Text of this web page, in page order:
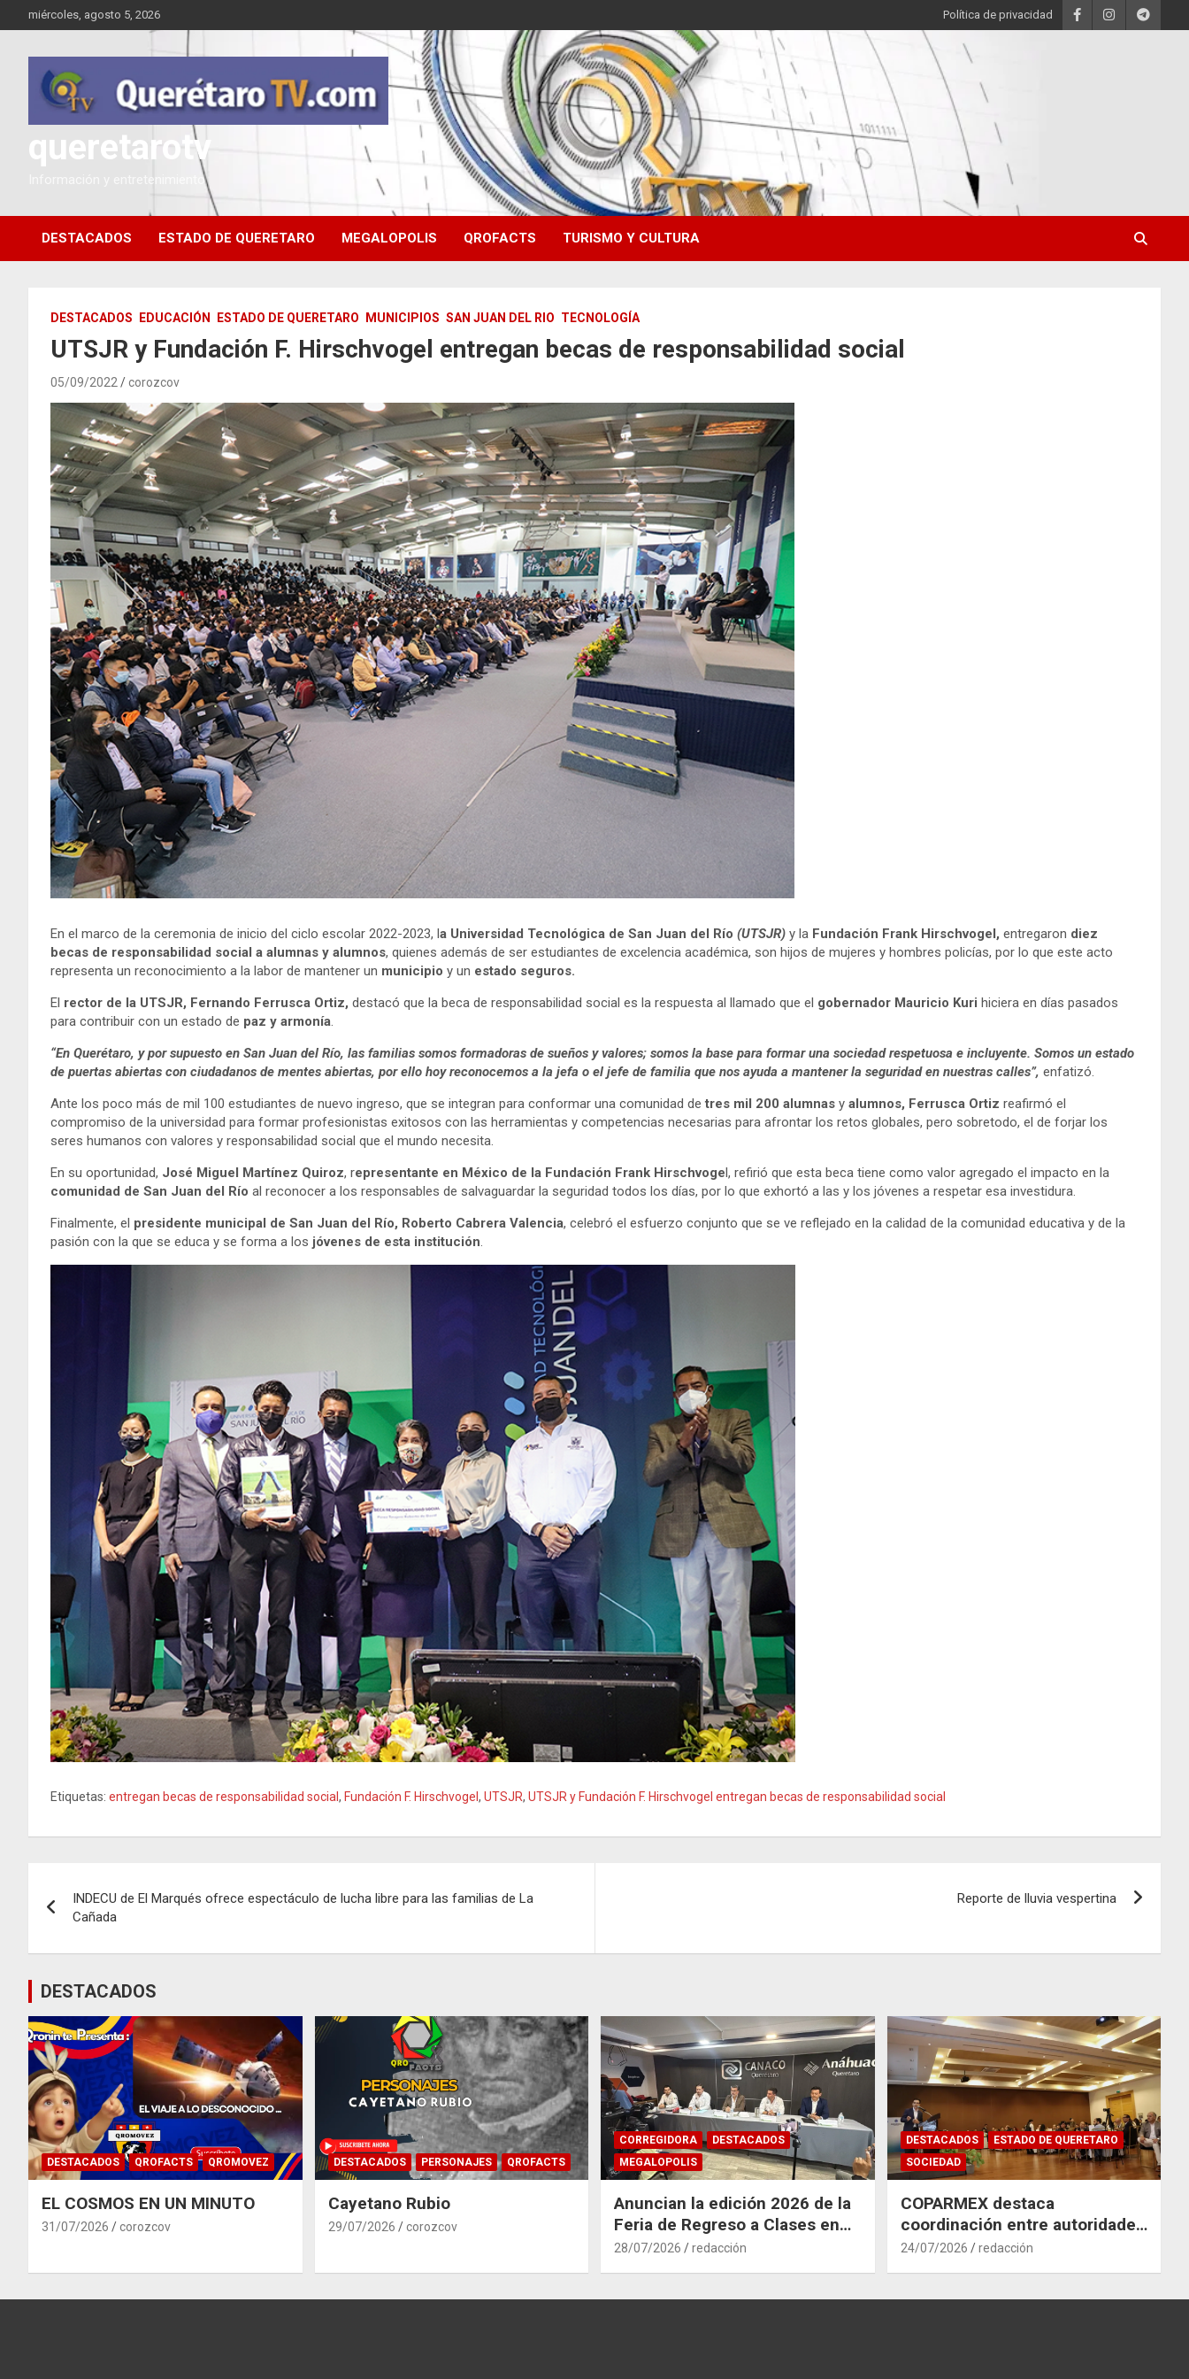
al
miércoles, agosto 5, 2026 Política de privacidad
queretarotv
Información y entretenimiento
DESTACADOS ESTADO DE QUERETARO MEGALOPOLIS QROFACTS TURISMO Y CULTURA
DESTACADOS EDUCACIÓN ESTADO DE QUERETARO MUNICIPIOS SAN JUAN DEL RIO TECNOLOGÍA
UTSJR y Fundación F. Hirschvogel entregan becas de responsabilidad social
05/09/2022 corozcov
En el marco de la ceremonia de inicio del ciclo escolar 2022-2023, l a Universidad Tecnológica de San Juan del Río (UTSJR) y la Fundación Frank Hirschvogel, entregaron diez
becas de responsabilidad social a alumnas y alumnos, quienes además de ser estudiantes de excelencia académica, son hijos de mujeres y hombres policías, por lo que este acto
representa un reconocimiento a la labor de mantener un municipio y un estado seguros.
El rector de la UTSJR, Fernando Ferrusca Ortiz, destacó que la beca de responsabilidad social es la respuesta al llamado que el gobernador Mauricio Kuri hiciera en días pasados
para contribuir con un estado de paz y armonía.
“En Querétaro, y por supuesto en San Juan del Río, las familias somos formadoras de sueños y valores; somos la base para formar una sociedad respetuosa e incluyente. Somos un estado
de puertas abiertas con ciudadanos de mentes abiertas, por ello hoy reconocemos a la jefa o el jefe de familia que nos ayuda a mantener la seguridad en nuestras calles”, enfatizó.
Ante los poco más de mil 100 estudiantes de nuevo ingreso, que se integran para conformar una comunidad detres mil 200 alumnas y alumnos, Ferrusca Ortiz reafirmó el
compromiso de la universidad para formar profesionistas exitosos con las herramientas y competencias necesarias para afrontar los retos globales, pero sobretodo, el de forjar los
seres humanos con valores y responsabilidad social que el mundo necesita.
En su oportunidad, José Miguel Martínez Quiroz, representante en México de la Fundación Frank Hirschvoge l, refirió que esta beca tiene como valor agregado el impacto en la
comunidad de San Juan del Río al reconocer a los responsables de salvaguardar la seguridad todos los días, por lo que exhortó a las y los jóvenes a respetar esa investidura.
Finalmente, el presidente municipal de San Juan del Río, Roberto Cabrera Valencia, celebró el esfuerzo conjunto que se ve reflejado en la calidad de la comunidad educativa y de la
pasión con la que se educa y se forma a los jóvenes de esta institución.
Etiquetas: entregan becas de responsabilidad social , Fundación F. Hirschvogel , UTSJR, UTSJR y Fundación F. Hirschvogel entregan becas de responsabilidad social
de
entradas
INDECU de El Marqués ofrece espectáculo de lucha libre para las familias de La
Cañada
Reporte de lluvia vespertina
DESTACADOS
DESTACADOS QROFACTS QROMOVEZ
EL COSMOS EN UN MINUTO
31/07/2026 corozcov
DESTACADOS PERSONAJES QROFACTS
Cayetano Rubio
29/07/2026 corozcov
CORREGIDORA
DESTACADOS
MEGALOPOLIS
Anuncian la edición 2026 de la
Feria de Regreso a Clases en
Corregidora
28/07/2026 redacción
DESTACADOS
ESTADO DE QUERETARO
SOCIEDAD
COPARMEX destaca
coordinación entre autoridades
y empresas para mitigar el
24/07/2026 redacción